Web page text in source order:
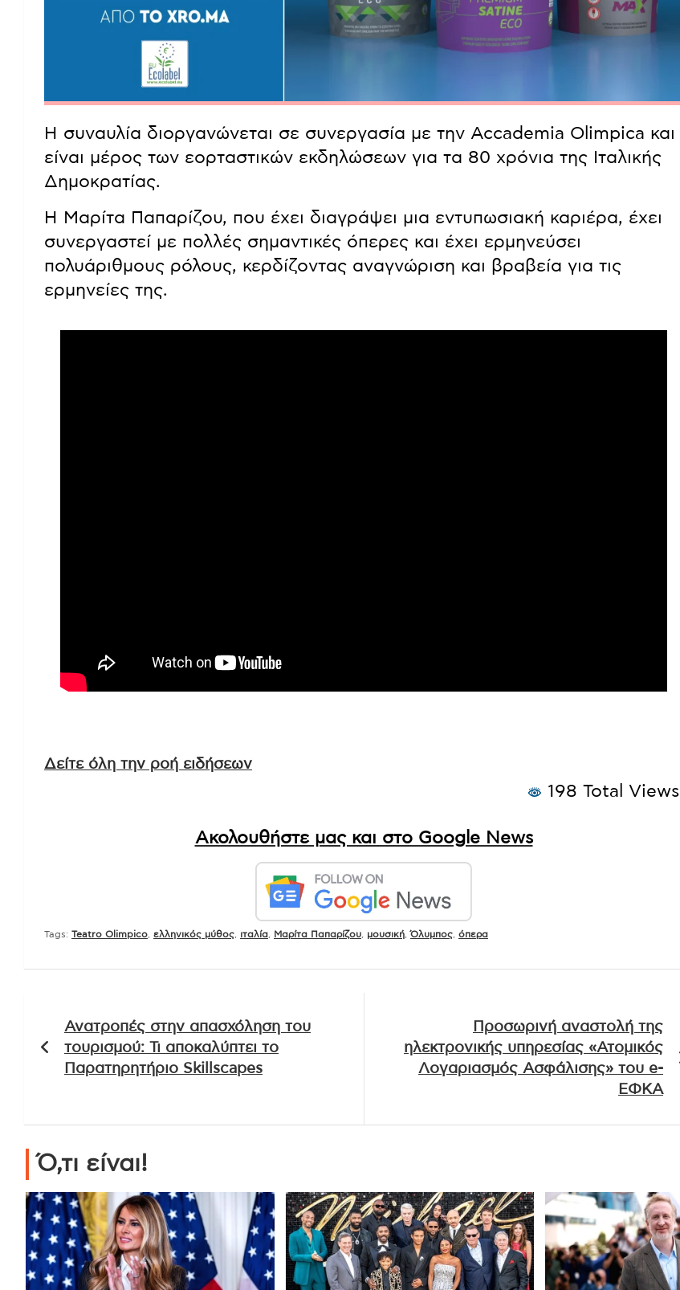
Η συναυλία διοργανώνεται σε συνεργασία με την Accademia Olimpica και
είναι μέρος των εορταστικών εκδηλώσεων για τα 80 χρόνια της Ιταλικής
Δημοκρατίας.
Η Μαρίτα Παπαρίζου, που έχει διαγράψει μια εντυπωσιακή καριέρα, έχει
συνεργαστεί με πολλές σημαντικές όπερες και έχει ερμηνεύσει
πολυάριθμους ρόλους, κερδίζοντας αναγνώριση και βραβεία για τις
ερμηνείες της.
Δείτε όλη την ροή ειδήσεων
198 Total Views
Ακολουθήστε μας και στο Google News
Tags: Teatro Olimpico ελληνικός μύθος ιταλία Μαρίτα Παπαρίζου μουσική ,Όλυμπος όπερα
άρθρων
Ανατροπές στην απασχόληση του
τουρισμού: Τι αποκαλύπτει το
Παρατηρητήριο Skillscapes
Προσωρινή αναστολή της
ηλεκτρονικής υπηρεσίας «Ατομικός
Λογαριασμός Ασφάλισης» του e-
ΕΦΚΑ
Ό,τι είναι!